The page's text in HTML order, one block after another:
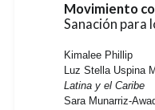
Movimiento
Sanación para
Kimalee Phillip
Luz Stella Uspina
Latina y el Caribe
Sara Munarriz-